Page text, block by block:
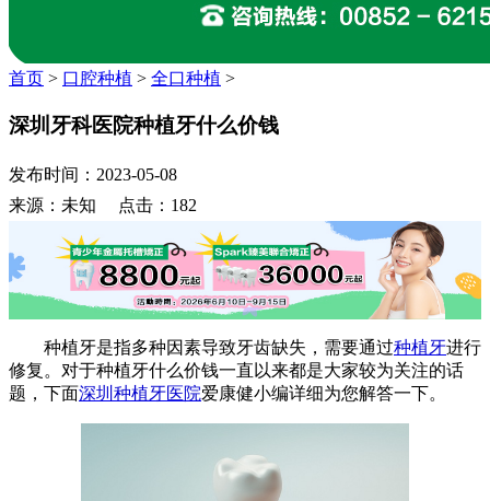
首页 > 口腔种植 > 全口种植 >
深圳牙科医院种植牙什么价钱
发布时间：2023-05-08
来源：未知 点击：182
种植牙是指多种因素导致牙齿缺失，需要通过种植牙进行
修复。对于种植牙什么价钱一直以来都是大家较为关注的话
题，下面深圳种植牙医院爱康健小编详细为您解答一下。